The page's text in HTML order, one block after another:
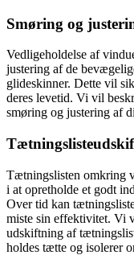
Smøring og
Vedligeholdelse af
justering af de
glideskinner. Dette vil
deres levetid. Vi vil
smøring og justering af
Tætningslisten omkring
i at opretholde et godt
Over tid kan
miste sin effektivitet. Vi
udskiftning af
holdes tætte og isolerer